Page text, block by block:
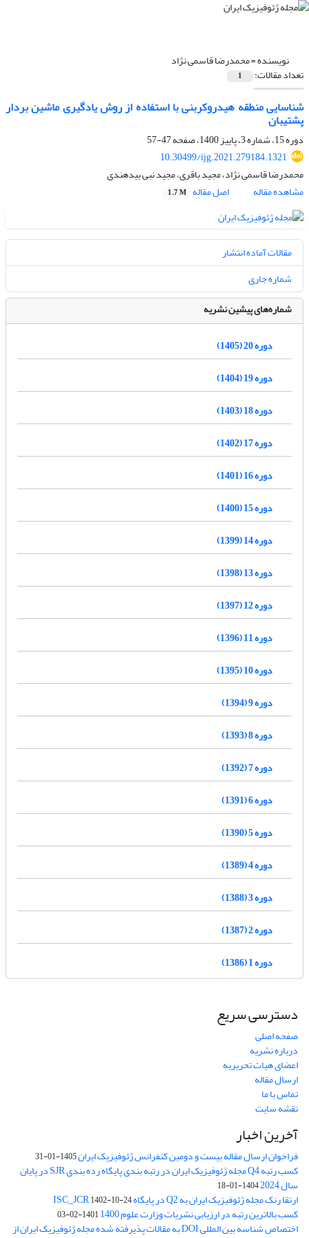
نویسنده =محمدرضا قاسمی نژاد
تعداد مقالات: 1
شناسایی منطقه هیدروکربنی با استفاده از روش یادگیری ماشین بردار
پشتیبان
دوره 15، شماره 3، پاییز 1400، صفحه
47-57
10.30499/ijg.2021.279184.1321
محمدرضا قاسمی نژاد، مجید باقری، مجید نبی بیدهندی
مشاهده مقاله
اصل مقاله 1.7 M
مقالات آماده انتشار
شماره جاری
شماره‌های پیشین نشریه
دوره 20 (1405)
دوره 19 (1404)
دوره 18 (1403)
دوره 17 (1402)
دوره 16 (1401)
دوره 15 (1400)
دوره 14 (1399)
دوره 13 (1398)
دوره 12 (1397)
دوره 11 (1396)
دوره 10 (1395)
دوره 9 (1394)
دوره 8 (1393)
دوره 7 (1392)
دوره 6 (1391)
دوره 5 (1390)
دوره 4 (1389)
دوره 3 (1388)
دوره 2 (1387)
دوره 1 (1386)
دسترسی سریع
صفحه اصلی
درباره نشریه
اعضای هیات تحریریه
ارسال مقاله
تماس با ما
نقشه سایت
آخرین اخبار
فراخوان ارسال مقاله بیست و دومین کنفرانس ژئوفیزیک ایران1405-01-31
کسب رتبه Q4 مجله ژئوفیزیک ایران در رتبه بندی پایگاه رده بندی SJR در پایان
سال 2024 1404-01-18
ارتقا رنک مجله ژئوفیزیک ایران به Q2 در پایگاه ISC_JCR 1402-10-24
کسب بالاترین رتبه در ارزیابی نشریات وزارت علوم 1400 1401-02-03
اختصاص شناسه بین المللی DOI به مقالات پذیرفته شده مجله ژئوفیزیک ایران از